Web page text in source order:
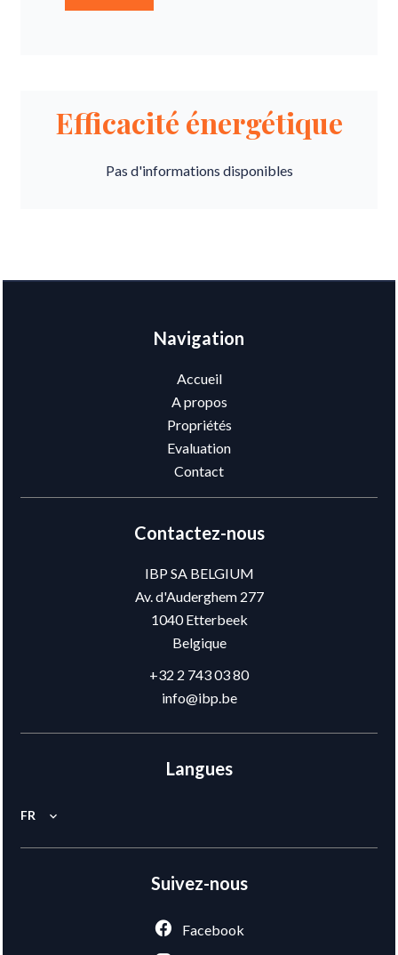
Efficacité énergétique
Pas d'informations disponibles
Navigation
Accueil
A propos
Propriétés
Evaluation
Contact
Contactez-nous
IBP SA BELGIUM
Av. d'Auderghem 277
1040Etterbeek
Belgique
+32 2 743 03 80
info@ibp.be
Langues
FR
Suivez-nous
Facebook